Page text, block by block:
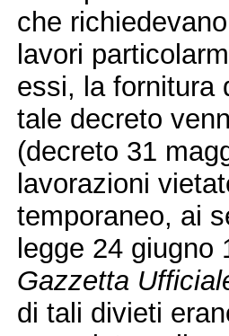
che
lavori
essi, la fornitura
tale decreto
(decreto 31
lavorazioni
temporaneo, ai
legge 24 giugno
Gazzetta
di tali divieti